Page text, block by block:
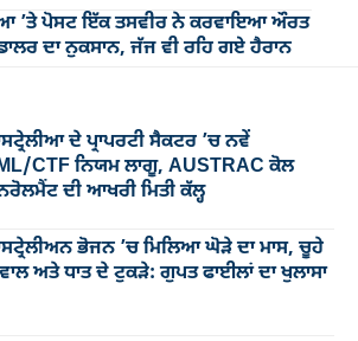
’ਤੇ ਪੋਸਟ ਇੱਕ ਤਸਵੀਰ ਨੇ ਕਰਵਾਇਆ ਔਰਤ
ਦਾ ਨੁਕਸਾਨ, ਜੱਜ ਵੀ ਰਹਿ ਗਏ ਹੈਰਾਨ
ਦੇ ਪ੍ਰਾਪਰਟੀ ਸੈਕਟਰ ’ਚ ਨਵੇਂ
CTF ਨਿਯਮ ਲਾਗੂ, AUSTRAC ਕੋਲ
ਦੀ ਆਖਰੀ ਮਿਤੀ ਕੱਲ੍ਹ
ਭੋਜਨ ’ਚ ਮਿਲਿਆ ਘੋੜੇ ਦਾ ਮਾਸ, ਚੂਹੇ
ਅਤੇ ਧਾਤ ਦੇ ਟੁਕੜੇ: ਗੁਪਤ ਫਾਈਲਾਂ ਦਾ ਖੁਲਾਸਾ